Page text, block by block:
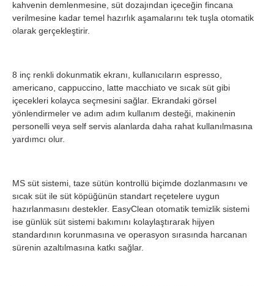
kahvenin demlenmesine, süt dozajından içeceğin fincana
verilmesine kadar temel hazırlık aşamalarını tek tuşla otomatik
olarak gerçekleştirir.
8 inç renkli dokunmatik ekranı, kullanıcıların espresso,
americano, cappuccino, latte macchiato ve sıcak süt gibi
içecekleri kolayca seçmesini sağlar. Ekrandaki görsel
yönlendirmeler ve adım adım kullanım desteği, makinenin
personelli veya self servis alanlarda daha rahat kullanılmasına
yardımcı olur.
MS süt sistemi, taze sütün kontrollü biçimde dozlanmasını ve
sıcak süt ile süt köpüğünün standart reçetelere uygun
hazırlanmasını destekler. EasyClean otomatik temizlik sistemi
ise günlük süt sistemi bakımını kolaylaştırarak hijyen
standardının korunmasına ve operasyon sırasında harcanan
sürenin azaltılmasına katkı sağlar.